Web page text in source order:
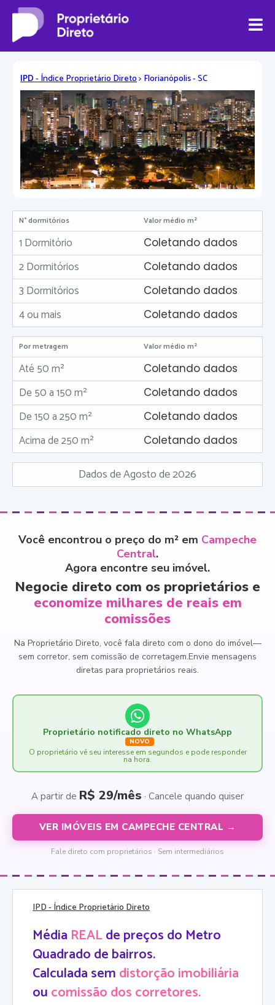
IPD- Índice Proprietário Direto> Florianópolis - SC
N° dormitórios Valor médio m²
1 Dormitório Coletando dados
2 Dormitórios Coletando dados
3 Dormitórios Coletando dados
4 ou mais Coletando dados
Por metragem Valor médio m²
Até 50 m² Coletando dados
De 50 a 150 m² Coletando dados
De 150 a 250 m² Coletando dados
Acima de 250 m² Coletando dados
Dados de Agosto de 2026
Você encontrou o preço do m² em Campeche
Central.
Agora encontre seu imóvel.
Negocie direto com os proprietários e
economize milhares de reais em
comissões
Na Proprietário Direto, você fala direto com o dono do imóvel—
sem corretor, sem comissão de corretagem.Envie mensagens
diretas para proprietários reais.
Proprietário notificado direto no WhatsApp
NOVO
O proprietário vê seu interesse em segundos e pode responder
na hora.
A partir de R$ 29/mês · Cancele quando quiser
VER IMÓVEIS EM CAMPECHE CENTRAL →
Fale direto com proprietários · Sem intermediários
IPD- Índice Proprietário Direto
Média REALde preços do Metro
Quadrado de bairros.
Calculada semdistorção imobiliária
oucomissão dos corretores.